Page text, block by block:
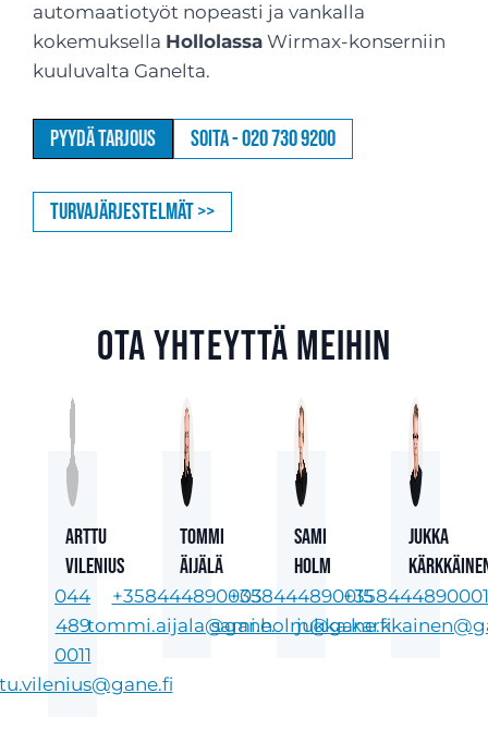
automaatiotyöt nopeasti ja vankalla
kokemuksella Hollolassa Wirmax-konserniin
kuuluvalta Ganelta.
Pyydä tarjous Soita - 020 730 9200
Turvajärjestelmät >>
Ota yhteyttä meihin
Arttu
Vilenius
044
489
0011
Tommi
Äijälä
+358444890003
tommi.aijala@gane.fi
Sami
Holm
+358444890015
sami.holm@gane.fi
Jukka
+358444890001